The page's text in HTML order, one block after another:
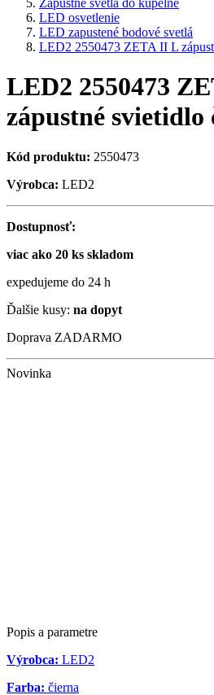
Zápustné svetlá do kúpelne
LED osvetlenie
LED zapustené bodové svetlá
LED2 2550473 ZETA II L
LED2 2550473
zápustné svietidlo
Kód produktu: 2550473
Výrobca: LED2
Dostupnosť:
viac ako 20 ks skladom
expedujeme do 24 h
Ďalšie kusy: na dopyt
Doprava ZADARMO
Novinka
Popis a parametre
Výrobca: LED2
Farba: čierna